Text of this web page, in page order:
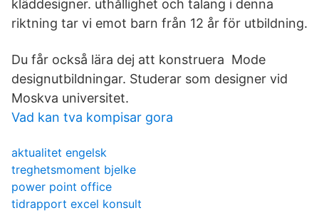
kläddesigner. uthållighet och talang i denna
riktning tar vi emot barn från 12 år för utbildning.
Du får också lära dej att konstruera Mode
designutbildningar. Studerar som designer vid
Moskva universitet.
Vad kan tva kompisar gora
aktualitet engelsk
treghetsmoment bjelke
power point office
tidrapport excel konsult